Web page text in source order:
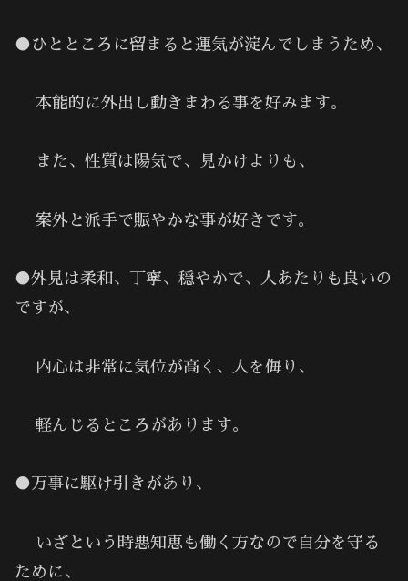
●ひとところに留まると運気が淀んでしまうため、
本能的に外出し動きまわる事を好みます。
また、性質は陽気で、見かけよりも、
案外と派手で賑やかな事が好きです。
●外見は柔和、丁寧、穏やかで、人あたりも良いの
ですが､
内心は非常に気位が高く、人を侮り、
軽んじるところがあります。
●万事に駆け引きがあり、
いざという時悪知恵も働く方なので自分を守る
ために、